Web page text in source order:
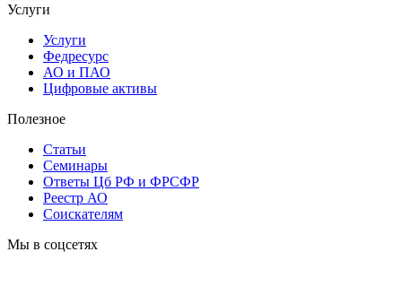
Услуги
Услуги
Федресурс
АО и ПАО
Цифровые активы
Полезное
Статьи
Cеминары
Ответы Цб РФ и ФРСФР
Реестр АО
Соискателям
Мы в соцсетях